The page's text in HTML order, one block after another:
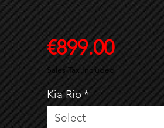
€899.00Price
Sales Tax Included
Kia Rio*
Select